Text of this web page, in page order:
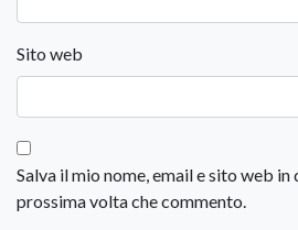
Sito web
Salva il mio nome, email e sito web
prossima volta che commento.